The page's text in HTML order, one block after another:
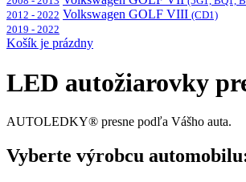
2012 - 2022 Volkswagen GOLF VIII (CD1)
2019 - 2022
Košík je prázdny
LED autožiarovky
AUTOLEDKY® presne podľa Vášho auta.
Vyberte výrobcu